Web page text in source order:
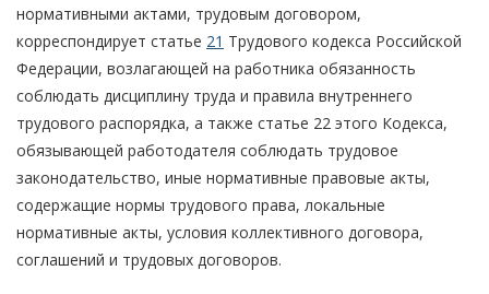
нормативными актами, трудовым договором,
корреспондирует статье 21 Трудового кодекса Российской
Федерации, возлагающей на работника обязанность
соблюдать дисциплину труда и правила внутреннего
трудового распорядка, а также статье 22 этого Кодекса,
обязывающей работодателя соблюдать трудовое
законодательство, иные нормативные правовые акты,
содержащие нормы трудового права, локальные
нормативные акты, условия коллективного договора,
соглашений и трудовых договоров.